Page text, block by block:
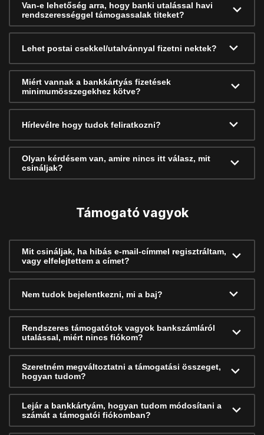
Van-e lehetőség arra, hogy banki utalással havi
rendszerességgel támogassalak titeket?
Lehet postai csekkel/utalvánnyal fizetni nektek?
Miért vannak a bankkártyás fizetések
minimumösszegekhez kötve?
Hírlevélre hogy tudok feliratkozni?
Olyan kérdésem van, amire nincs itt válasz, mit
csináljak?
Támogató vagyok
Mit csináljak, ha hibás e-mail-címmel regisztráltam,
vagy elfelejtettem a címet?
Nem tudok bejelentkezni, mi a baj?
Rendszeres támogatótok vagyok bankszámláról
utalással, miért nincs fiókom?
Szeretném megváltoztatni a támogatási összeget,
hogyan tudom?
Lejár a bankkártyám, hogyan tudom módosítani a
számát a támogatói fiókomban?